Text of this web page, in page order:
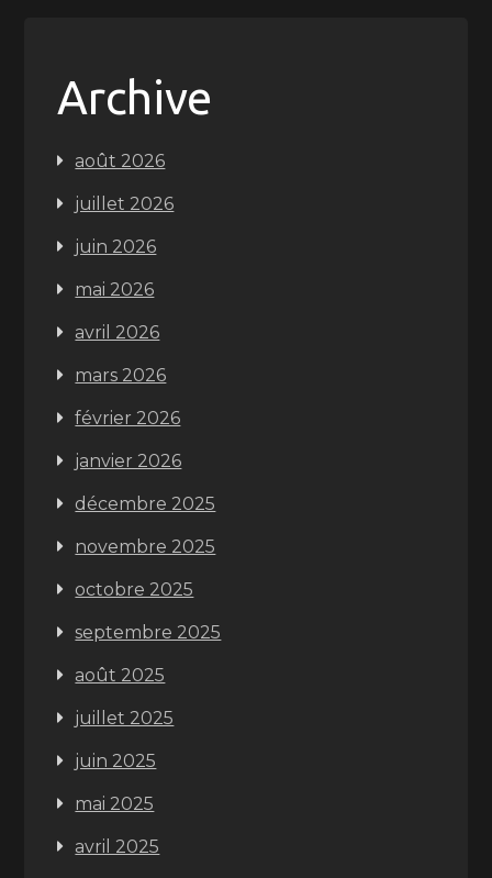
Archive
août 2026
juillet 2026
juin 2026
mai 2026
avril 2026
mars 2026
février 2026
janvier 2026
décembre 2025
novembre 2025
octobre 2025
septembre 2025
août 2025
juillet 2025
juin 2025
mai 2025
avril 2025